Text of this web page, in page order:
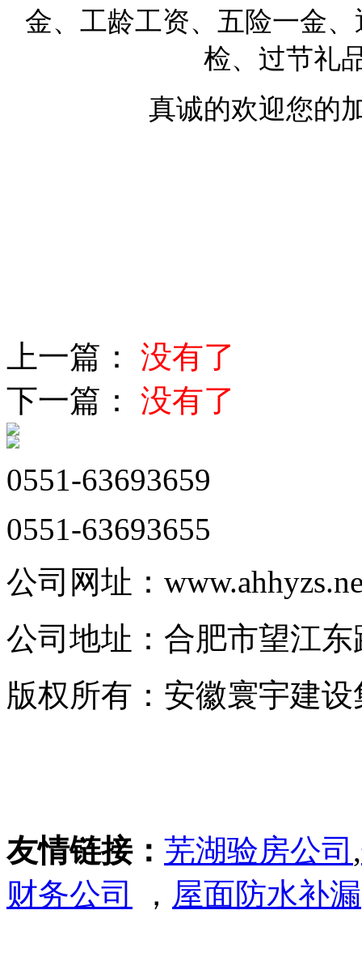
金、工龄工资、五险一金
检、过节礼
真诚的欢迎您的
上一篇： 没有了
下一篇： 没有了
0551-63693659
0551-63693655
公司网址：
公司地址：合肥市望江
版权所有：安徽寰宇建
友情链接： 芜湖验房公司 ,
财务公司
， 屋面防水补漏